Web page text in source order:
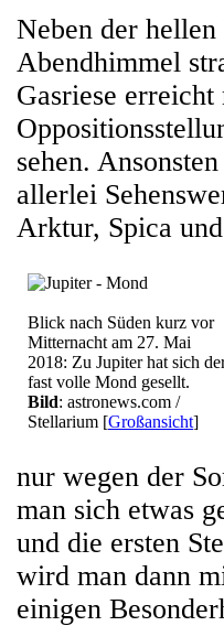
Neben der
Abendhimmel
Gasriese
sehen.
allerlei
Arktur, Spica
Blick nach Süden kurz vor
Mitternacht am 27. Mai
2018: Zu Jupiter hat sich
fast volle Mond gesellt.
Bild: astronews.com /
Stellarium [Großansicht]
nur wegen der
man sich etwas
und die ersten
wird man dann
einigen